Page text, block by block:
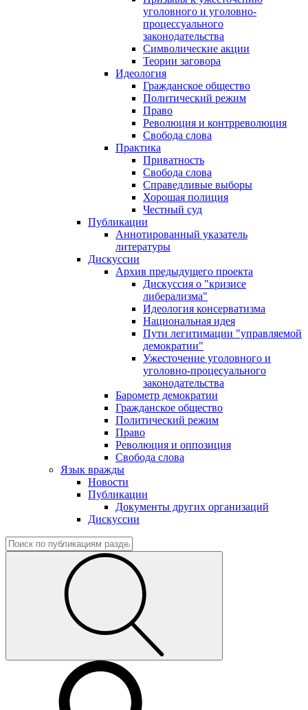
уголовного и уголовно-
процессуального
законодательства
Символические акции
Теории заговора
Идеология
Гражданское общество
Политический режим
Право
Революция и контрреволюция
Свобода слова
Практика
Приватность
Свобода слова
Справедливые выборы
Хорошая полиция
Честный суд
Публикации
Аннотированный указатель
литературы
Дискуссии
Архив предыдущего проекта
Дискуссия о "кризисе
либерализма"
Идеология консерватизма
Национальная идея
Пути легитимации "управляемой
демократии"
Ужесточение уголовного и
уголовно-процесуального
законодательства
Барометр демократии
Гражданское общество
Политический режим
Право
Революция и оппозиция
Свобода слова
Язык вражды
Новости
Публикации
Документы других организаций
Дискуссии